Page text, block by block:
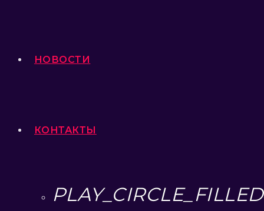
НОВОСТИ
КОНТАКТЫ
PLAY_CIRCLE_FILLED